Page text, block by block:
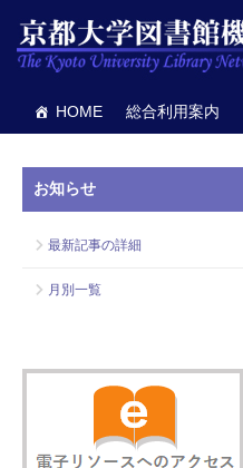
HOME 総合利用案内
お知らせ
最新記事の詳細
月別一覧